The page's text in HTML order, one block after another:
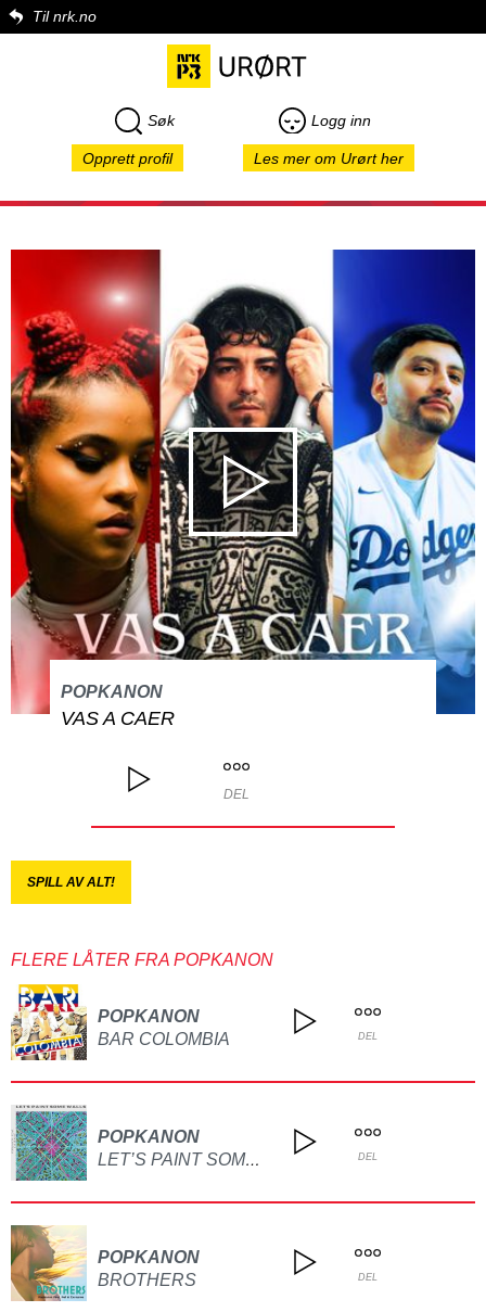
Til nrk.no
Søk Logg inn
Opprett profil Les mer om Urørt her
POPKANON
VAS A CAER
DEL
SPILL AV ALT!
FLERE LÅTER FRA POPKANON
POPKANON
BAR COLOMBIA
DEL
POPKANON
LET’S PAINT SOME WALLS DEL
POPKANON
BROTHERS
DEL